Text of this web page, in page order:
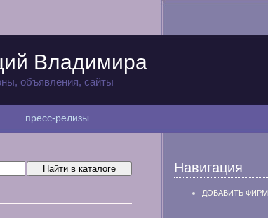
Владимира
объявления, сайты
пресс-релизы
Навигация
ДОБАВИТЬ